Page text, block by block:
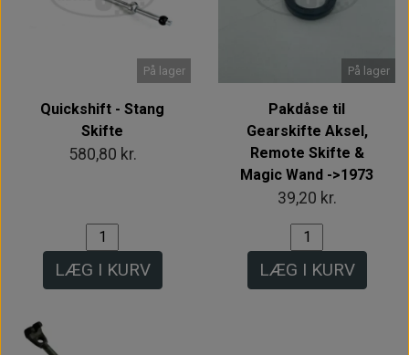
På lager
Quickshift - Stang
Skifte
580,80 kr.
LÆG I KURV
På lager
Pakdåse til
Gearskifte Aksel,
Remote Skifte &
Magic Wand ->1973
39,20 kr.
LÆG I KURV